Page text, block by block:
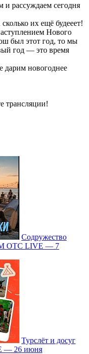
и рассуждаем сегодня
их ещё будееет!
Нового
был этот год, то мы
год — это время
новогоднее
трансляции!
Содружество
ОТС LIVE — 7
Турслёт и досуг
— 26 июня